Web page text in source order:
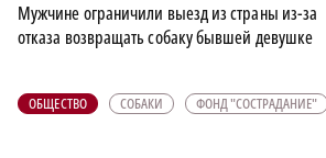
Мужчине ограничили выезд из страны из-за
отказа возвращать собаку бывшей девушке
ОБЩЕСТВО СОБАКИ ФОНД "СОСТРАДАНИЕ"